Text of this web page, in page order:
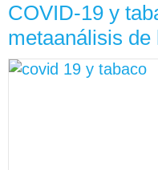
COVID-19 y
metaanálisis de